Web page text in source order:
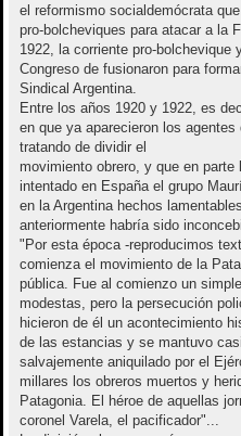
el reformismo socialdemócrata
pro-bolcheviques para atacar a la
1922, la corriente pro-bolchevique
Congreso de fusionaron para
Sindical Argentina.
Entre los años 1920 y 1922, es
en que ya aparecieron los agentes
tratando de dividir el
movimiento obrero, y que en
intentado en España el grupo
en la Argentina hechos
anteriormente habría sido
"Por esta época -reproducimos
comienza el movimiento de la
pública. Fue al comienzo un
modestas, pero la persecución
hicieron de él un acontecimiento
de las estancias y se mantuvo
salvajemente aniquilado por el
millares los obreros muertos y
Patagonia. El héroe de aquellas
coronel Varela, el pacificador"...